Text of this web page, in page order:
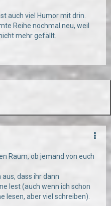
auch viel Humor mit drin.
Reihe nochmal neu, weil
mehr gefällt.
Raum, ob jemand von euch
dass ihr dann
lest (auch wenn ich schon
lesen, aber viel schreiben).